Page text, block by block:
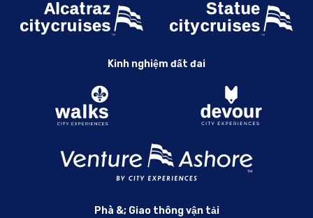
Kinh nghiệm đất đai
Phà &; Giao thông vận tải